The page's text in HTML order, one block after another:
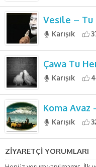
Vesile – Tu
Karışık
Çawa Tu
Karışık
Koma Avaz
Karışık
ZİYARETÇİ YORUMLARI